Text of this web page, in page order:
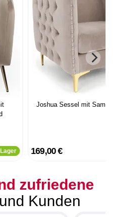
Joshua Sessel mit
169,00 €
zufriedene
Kunden